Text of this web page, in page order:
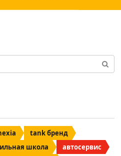
tank бренд
школа
автосервис